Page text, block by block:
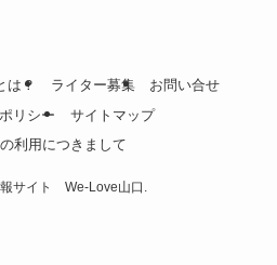
は？ ライター募集
お問い合せ
リシー
サイトマップ
利用につきまして
サイト We-Love山口.